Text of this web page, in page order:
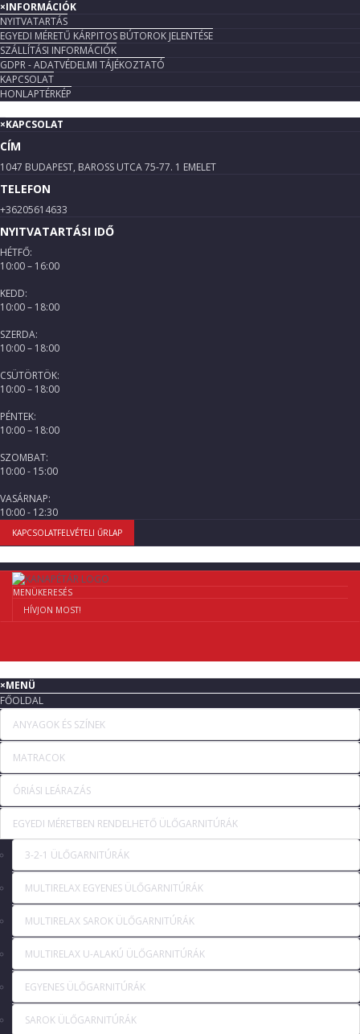
×INFORMÁCIÓK
NYITVATARTÁS
EGYEDI MÉRETŰ KÁRPITOS BÚTOROK JELENTÉSE
SZÁLLÍTÁSI INFORMÁCIÓK
GDPR - ADATVÉDELMI TÁJÉKOZTATÓ
KAPCSOLAT
HONLAPTÉRKÉP
×KAPCSOLAT
CÍM
1047 BUDAPEST, BAROSS UTCA 75-77. 1 EMELET
TELEFON
+36205614633
NYITVATARTÁSI IDŐ
HÉTFŐ:
10:00 – 16:00
KEDD:
10:00 – 18:00
SZERDA:
10:00 – 18:00
CSÜTÖRTÖK:
10:00 – 18:00
PÉNTEK:
10:00 – 18:00
SZOMBAT:
10:00 - 15:00
VASÁRNAP:
10:00 - 12:30
KAPCSOLATFELVÉTELI ŰRLAP
MENÜKERESÉS
HÍVJON MOST!
×MENÜ
FŐOLDAL
ANYAGOK ÉS SZÍNEK
MATRACOK
ÓRIÁSI LEÁRAZÁS
EGYEDI MÉRETBEN RENDELHETŐ ÜLŐGARNITÚRÁK
3-2-1 ÜLŐGARNITÚRÁK
MULTIRELAX EGYENES ÜLŐGARNITÚRÁK
MULTIRELAX SAROK ÜLŐGARNITÚRÁK
MULTIRELAX U-ALAKÚ ÜLŐGARNITÚRÁK
EGYENES ÜLŐGARNITÚRÁK
SAROK ÜLŐGARNITÚRÁK